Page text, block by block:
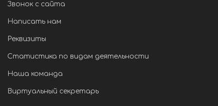
Звонок с сайта
Написать нам
Реквизиты
Статистика по видам деятельности
Наша команда
Виртуальный секретарь